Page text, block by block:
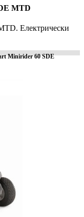
MTD
Електрически
Minirider 60 SDE